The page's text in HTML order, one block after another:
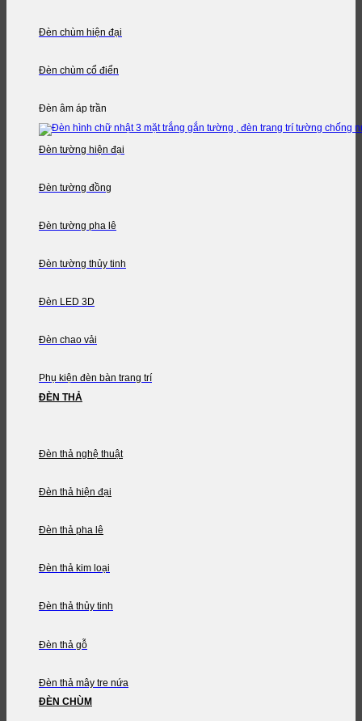
Đèn chùm hiện đại
Đèn chùm cổ điển
Đèn âm áp trần
Đèn tường hiện đại
Đèn tường đồng
Đèn tường pha lê
Đèn tường thủy tinh
Đèn LED 3D
Đèn chao vải
Phụ kiện đèn bàn trang trí
ĐÈN THẢ
Đèn thả nghệ thuật
Đèn thả hiện đại
Đèn thả pha lê
Đèn thả kim loại
Đèn thả thủy tinh
Đèn thả gỗ
Đèn thả mây tre nứa
ĐÈN CHÙM